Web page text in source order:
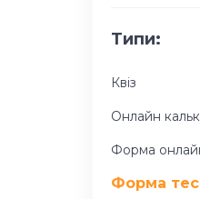
Типи:
Квіз
Онлайн
Форма
Форма